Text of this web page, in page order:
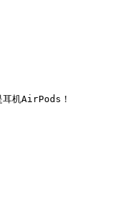
耳机AirPods！